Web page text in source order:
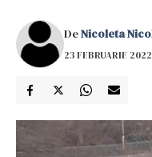
DeNicoleta
23 FEBRUARIE 2022